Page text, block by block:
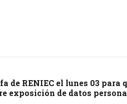
de RENIEC el lunes 03 para
exposición de datos